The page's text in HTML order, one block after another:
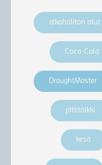
alkoholiton olut
Coca-Cola
DraughtMaster
jättitölkki
kesä